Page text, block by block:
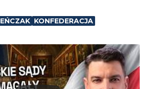
KONFEDERACJA